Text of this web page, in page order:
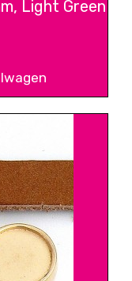
Light Green